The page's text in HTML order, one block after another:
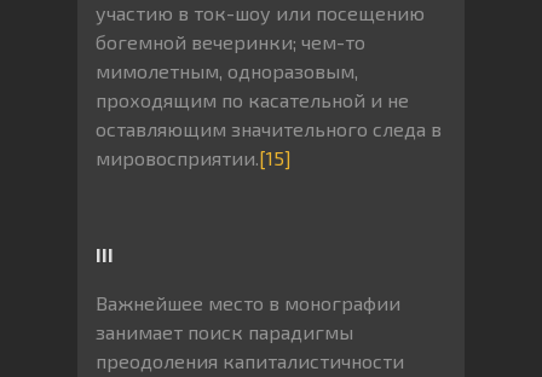
участию в ток-шоу или посещению
богемной вечеринки; чем-то
мимолетным, одноразовым,
проходящим по касательной и не
оставляющим значительного следа в
мировосприятии.[15]
III
Важнейшее место в монографии
занимает поиск парадигмы
преодоления капиталистичности